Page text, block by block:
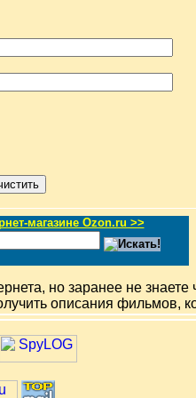
магазине Ozon.ru >>
но заранее не знаете
описания фильмов,